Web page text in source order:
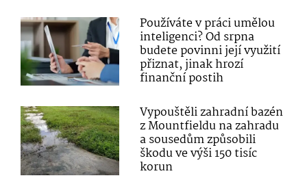
Používáte v práci umělou
inteligenci? Od srpna
budete povinni její využití
přiznat, jinak hrozí
finanční postih
Vypouštěli zahradní bazén
z Mountfieldu na zahradu
a sousedům způsobili
škodu ve výši 150 tisíc
korun